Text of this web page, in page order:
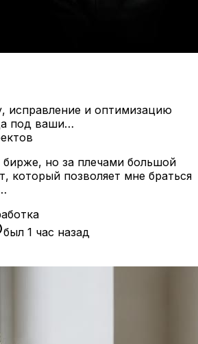
исправление и оптимизацию
под ваши…
но за плечами большой
который позволяет мне браться
был 1 час назад